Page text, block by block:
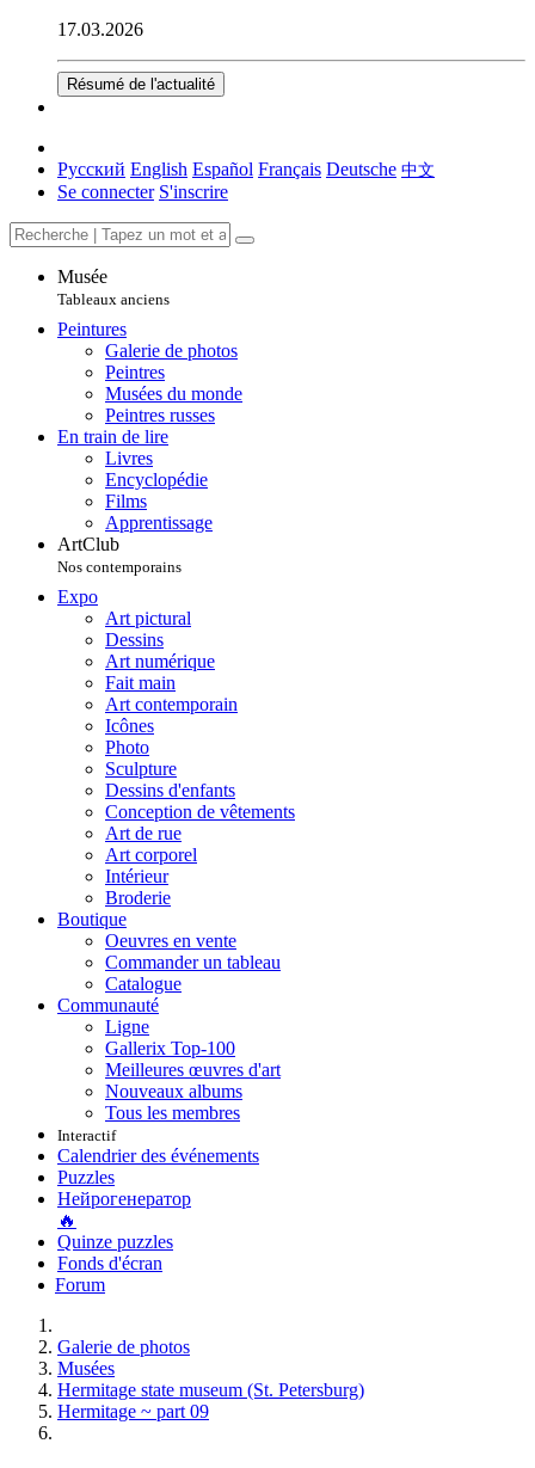
17.03.2026
Résumé de l'actualité
Русский English Español Français Deutsche 中文
Se connecter S'inscrire
Musée
Tableaux anciens
Peintures
Galerie de photos
Peintres
Musées du monde
Peintres russes
En train de lire
Livres
Encyclopédie
Films
Apprentissage
ArtClub
Nos contemporains
Expo
Art pictural
Dessins
Art numérique
Fait main
Art contemporain
Icônes
Photo
Sculpture
Dessins d'enfants
Conception de vêtements
Art de rue
Art corporel
Intérieur
Broderie
Boutique
Oeuvres en vente
Commander un tableau
Catalogue
Communauté
Ligne
Gallerix Top-100
Meilleures œuvres d'art
Nouveaux albums
Tous les membres
Interactif
Calendrier des événements
Puzzles
Нейрогенератор
🔥
Quinze puzzles
Fonds d'écran
Forum
Galerie de photos
Musées
Hermitage state museum (St. Petersburg)
Hermitage ~ part 09